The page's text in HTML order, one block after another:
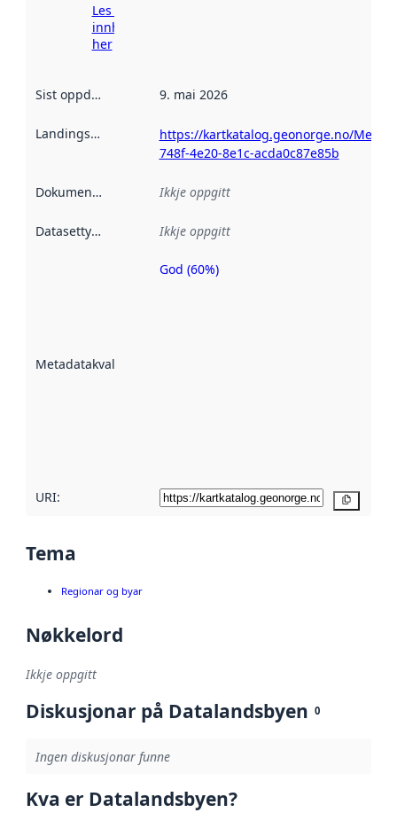
Les meir om
innhenting
her
Sist oppdatert 9. mai 2026
Landingsside
https://kartkatalog.geonorge.no/
748f-4e20-8e1c-acda0c87e85b
Dokumentasjon Ikkje oppgitt
Datasettype Ikkje oppgitt
Metadatakvalitet
Metadatakvalitet
God (60%)
URI:
Tema
Regionar og byar
Nøkkelord
Ikkje oppgitt
Diskusjonar på Datalandsbyen 0
Ingen diskusjonar funne
Kva er Datalandsbyen?